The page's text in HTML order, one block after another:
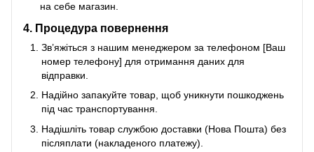
на себе магазин.
4. Процедура повернення
Зв’яжіться з нашим менеджером за телефоном [Ваш
номер телефону] для отримання даних для
відправки.
Надійно запакуйте товар, щоб уникнути пошкоджень
під час транспортування.
Надішліть товар службою доставки (Нова Пошта) без
післяплати (накладеного платежу).